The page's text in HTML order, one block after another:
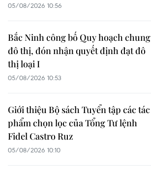
05/08/2026 10:56
Bắc Ninh công bố Quy hoạch chung
đô thị, đón nhận quyết định đạt đô
thị loại I
05/08/2026 10:53
Giới thiệu Bộ sách Tuyển tập các tác
phẩm chọn lọc của Tổng Tư lệnh
Fidel Castro Ruz
05/08/2026 10:10